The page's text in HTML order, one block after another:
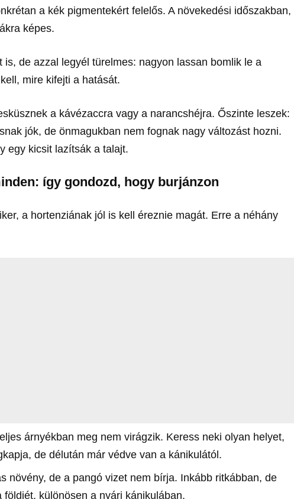
a kék pigmentekért felelős. A növekedési időszakban,
képes.
is, de azzal legyél türelmes: nagyon lassan bomlik le a
mire kifejti a hatását.
a kávézaccra vagy a narancshéjra. Őszinte leszek:
jók, de önmagukban nem fognak nagy változást hozni.
egy kicsit lazítsák a talajt.
így gondozd, hogy burjánzon
a hortenziának jól is kell éreznie magát. Erre a néhány
árnyékban meg nem virágzik. Keress neki olyan helyet,
de délután már védve van a kánikulától.
növény, de a pangó vizet nem bírja. Inkább ritkábban, de
különösen a nyári kánikulában.